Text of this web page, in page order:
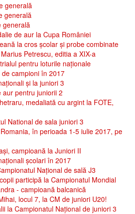
generală
generală
generală
de aur la Cupa României
la cros școlar și probe combinate
Petrescu, editia a XIX-a
pentru loturile naționale
campioni în 2017
și la juniori 3
aur pentru juniorii 2
medaliată cu argint la FOTE,
National de sala juniori 3
în perioada 1-5 iulie 2017, pe
campioană la Juniori II
școlari în 2017
Național de sală J3
participă la Campionatul Mondial
- campioană balcanică
locul 7, la CM de juniori U20!
la Campionatul Național de juniori 3